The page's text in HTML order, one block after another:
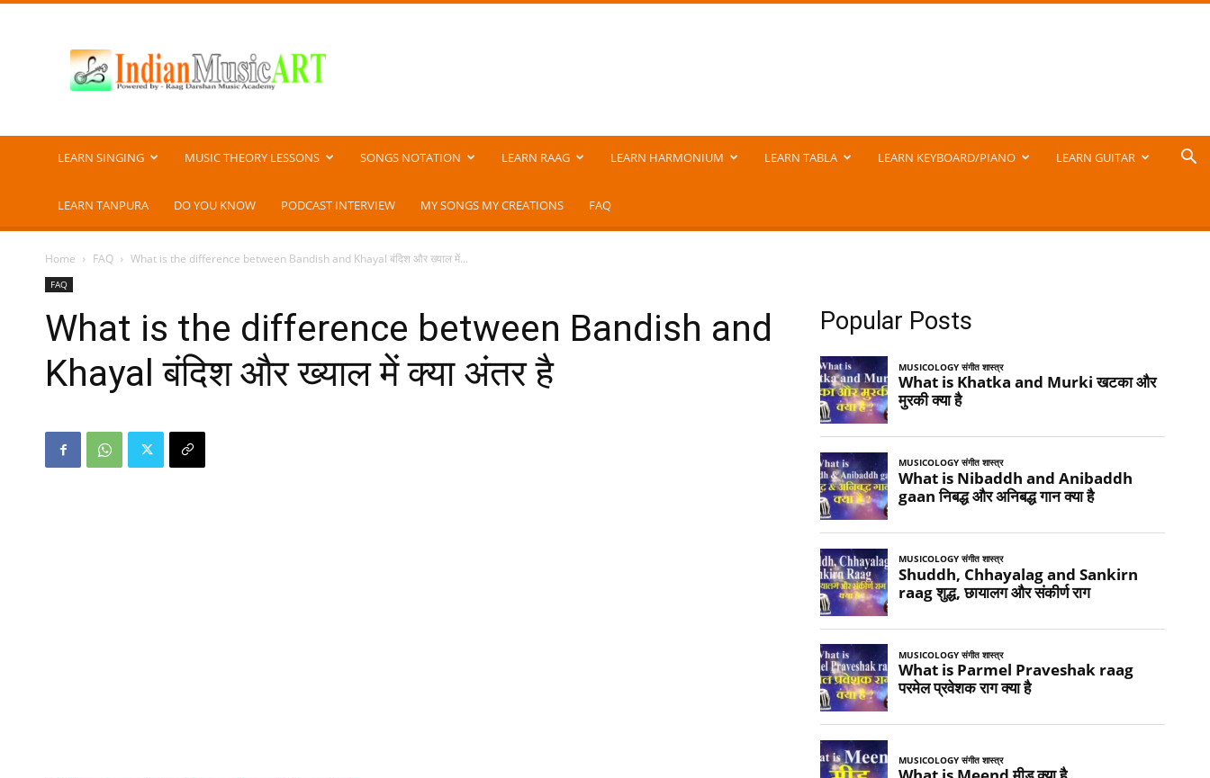
Music
ART
LEARN SINGING MUSIC THEORY LESSONS SONGS NOTATION LEARN RAAG LEARN HARMONIUM LEARN TABLA LEARN KEYBOARD/PIANO LEARN GUITAR
LEARN TANPURA DO YOU KNOW PODCAST INTERVIEW MY SONGS MY CREATIONS FAQ
Home FAQ What is the difference between Bandish and Khayal बंदिश और ख्याल में...
FAQ
What is the difference between Bandish and
Khayal बंदिश और ख्याल में क्या अंतर है
Popular Posts